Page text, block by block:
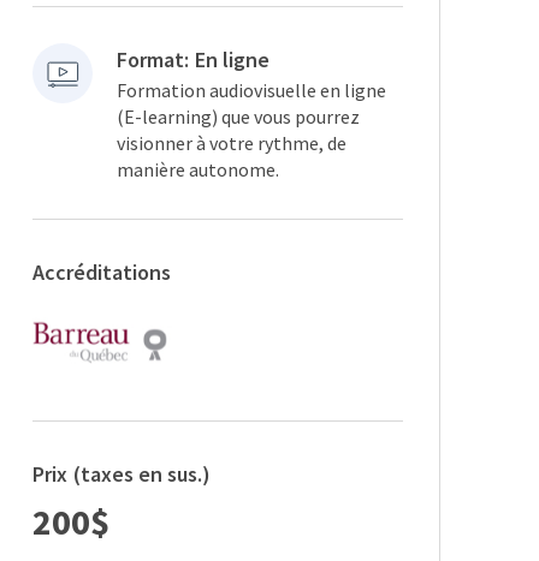
Format: En ligne
Formation audiovisuelle en ligne
(E-learning) que vous pourrez
visionner à votre rythme, de
manière autonome.
Accréditations
Prix (taxes en sus.)
200$